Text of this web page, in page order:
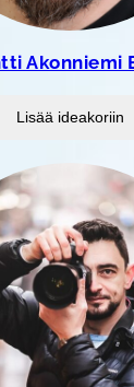
Akonniemi
Lisää ideakoriin